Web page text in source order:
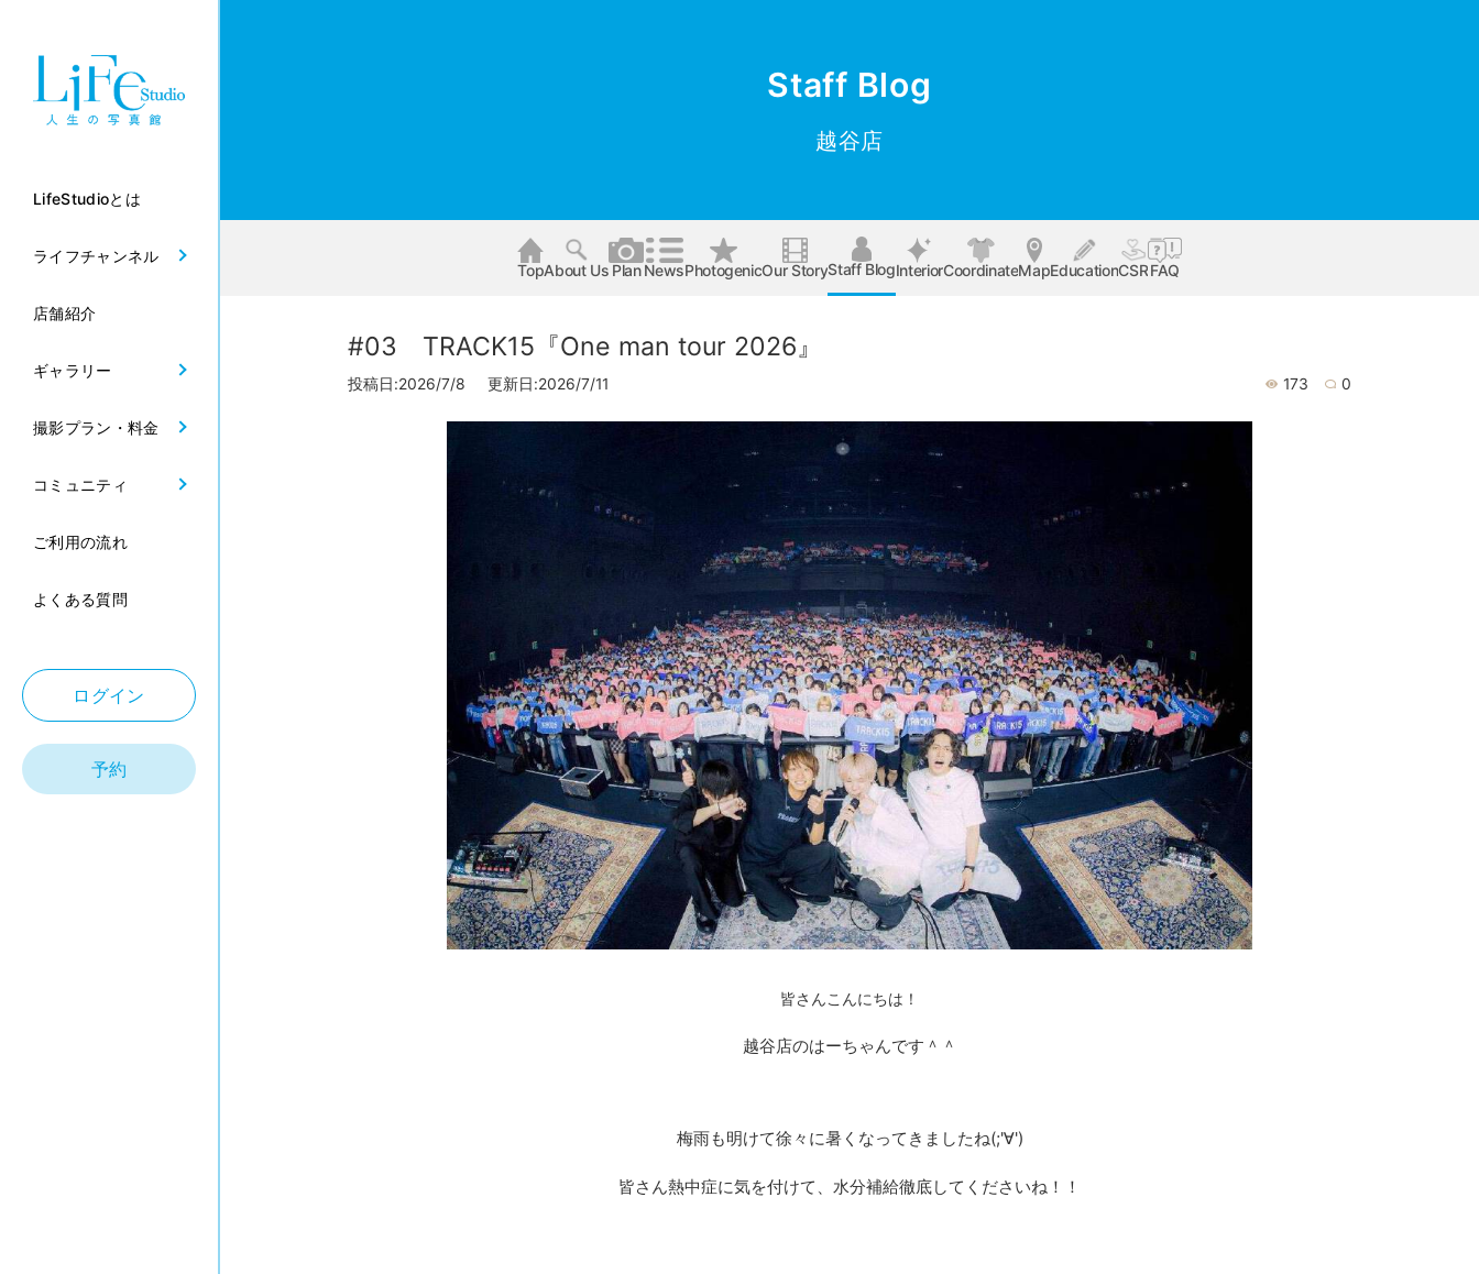
LifeStudioとは
ライフチャンネル
店舗紹介
ギャラリー
撮影プラン・料金
コミュニティ
ご利用の流れ
よくある質問
ログイン
予約
Staff Blog
越谷店
TopAbout Us PlanNewsPhotogenicOur StoryStaff BlogInteriorCoordinateMapEducationCSRFAQ
#03 TRACK15『One man tour 2026』
投稿日:2026/7/8 更新日:2026/7/11 173 0
皆さんこんにちは！
越谷店のはーちゃんです＾＾
梅雨も明けて徐々に暑くなってきましたね(;'∀')
皆さん熱中症に気を付けて、水分補給徹底してくださいね！！